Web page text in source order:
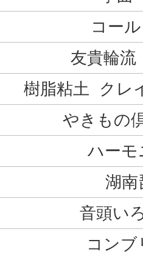
コー
友貴輪
樹脂粘土 クレ
やきもの
ハーモ
湖南
音頭い
コン